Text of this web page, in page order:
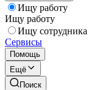
Ищу работу
Ищу работу
Ищу сотрудника
Сервисы
Помощь
Ещё
Поиск